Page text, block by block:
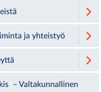
ja yhteistyö
– Valtakunnallinen